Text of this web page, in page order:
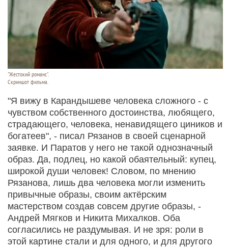
"Жестокий романс".
Скриншот фильма.
"Я вижу в Карандышеве человека сложного - с
чувством собственного достоинства, любящего,
страдающего, человека, ненавидящего циников и
богатеев", - писал Рязанов в своей сценарной
заявке. И Паратов у него не такой однозначный
образ. Да, подлец, но какой обаятельный: купец,
широкой души человек! Словом, по мнению
Рязанова, лишь два человека могли изменить
привычные образы, своим актёрским
мастерством создав совсем другие образы, -
Андрей Мягков и Никита Михалков. Оба
согласились не раздумывая. И не зря: роли в
этой картине стали и для одного, и для другого